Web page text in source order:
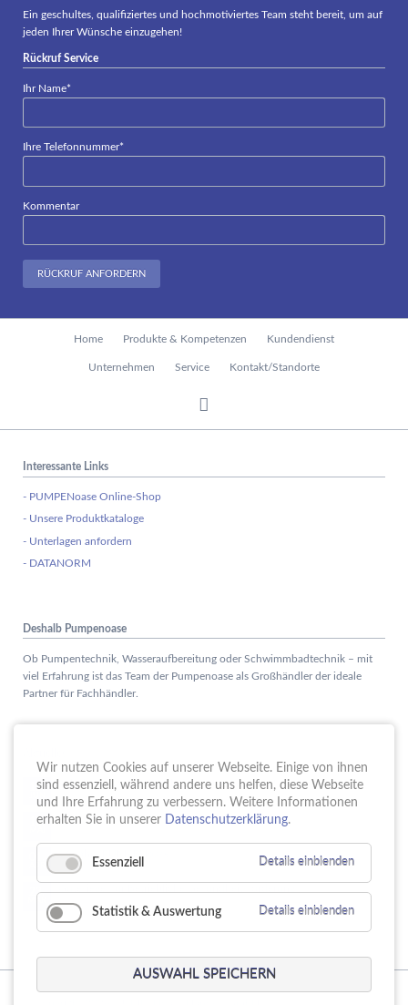
Ein geschultes, qualifiziertes und hochmotiviertes Team steht bereit, um auf
jeden Ihrer Wünsche einzugehen!
Rückruf Service
Pflichtfeld
Ihr Name*
Pflichtfeld
Ihre Telefonnummer*
Kommentar
RÜCKRUF ANFORDERN
Home Produkte & Kompetenzen Kundendienst
Unternehmen Service Kontakt/Standorte
Interessante Links
- PUMPENoase Online-Shop
- Unsere Produktkataloge
- Unterlagen anfordern
- DATANORM
Deshalb Pumpenoase
Ob Pumpentechnik, Wasseraufbereitung oder Schwimmbadtechnik – mit
viel Erfahrung ist das Team der Pumpenoase als Großhändler der ideale
Partner für Fachhändler.
15. Schule trifft Wirtschaft bei der PUMPENoase!
18. Vortrag IT-Sicherheit
16 Jahre PUMPENoase
23.
Wir nutzen Cookies auf unserer Webseite. Einige von ihnen
sind essenziell, während andere uns helfen, diese Webseite
und Ihre Erfahrung zu verbessern. Weitere Informationen
erhalten Sie in unserer Datenschutzerklärung.
Essenziell Details einblenden
Statistik & Auswertung Details einblenden
AUSWAHL SPEICHERN